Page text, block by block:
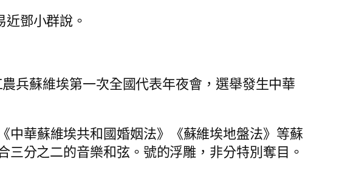
鄧小群說。
兵蘇維埃第一次全國代表年夜會，選舉發生中華
中華蘇維埃共和國婚姻法》《蘇維埃地盤法》等蘇
分之二的音樂和弦。號的浮雕，非分特別奪目。